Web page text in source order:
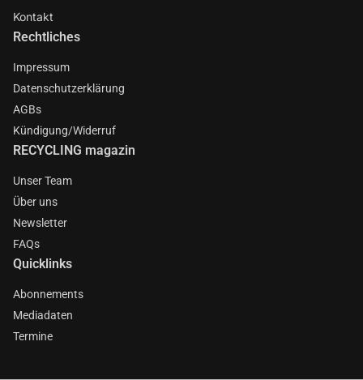
Kontakt
Rechtliches
Impressum
Datenschutzerklärung
AGBs
Kündigung/Widerruf
RECYCLING magazin
Unser Team
Über uns
Newsletter
FAQs
Quicklinks
Abonnements
Mediadaten
Termine